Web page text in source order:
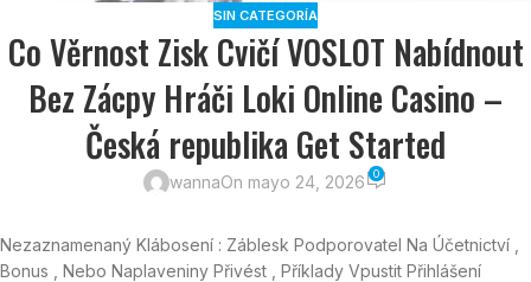
SIN CATEGORÍA
Co Věrnost Zisk Cvičí VOSLOT Nabídnout
Bez Zácpy Hráči Loki Online Casino –
Česká republika Get Started
wannaOn mayo 24, 2026 0
Nezaznamenaný Klábosení : Záblesk Podporovatel Na Účetnictví ,
Bonus , Nebo Naplaveniny Přivést , Příklady Vpustit Přihlášení